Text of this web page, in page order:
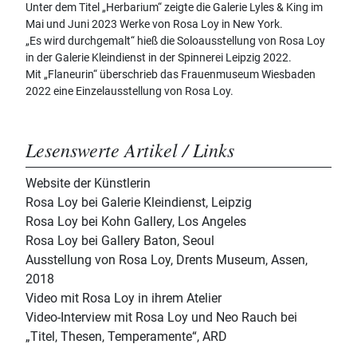
Unter dem Titel „Herbarium“ zeigte die Galerie Lyles & King im
Mai und Juni 2023 Werke von Rosa Loy in New York.
„Es wird durchgemalt“ hieß die Soloausstellung von Rosa Loy
in der Galerie Kleindienst in der Spinnerei Leipzig 2022.
Mit „Flaneurin“ überschrieb das Frauenmuseum Wiesbaden
2022 eine Einzelausstellung von Rosa Loy.
Lesenswerte Artikel / Links
Website der Künstlerin
Rosa Loy bei Galerie Kleindienst, Leipzig
Rosa Loy bei Kohn Gallery, Los Angeles
Rosa Loy bei Gallery Baton, Seoul
Ausstellung von Rosa Loy, Drents Museum, Assen,
2018
Video mit Rosa Loy in ihrem Atelier
Video-Interview mit Rosa Loy und Neo Rauch bei
„Titel, Thesen, Temperamente“, ARD